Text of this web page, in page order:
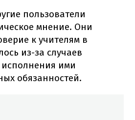
пользователи
мнение. Они
к учителям в
из-за случаев
ими
обязанностей.